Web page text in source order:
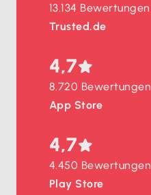
Trusted.de
13.134 Bewertungen
4,7
App Store
8.720 Bewertungen
4,7
Play Store
4.450 Bewertungen